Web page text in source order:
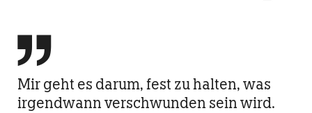
kultur
sport
berlin
nord

Mir geht es darum, fest zu halten, was
irgendwann verschwunden sein wird.